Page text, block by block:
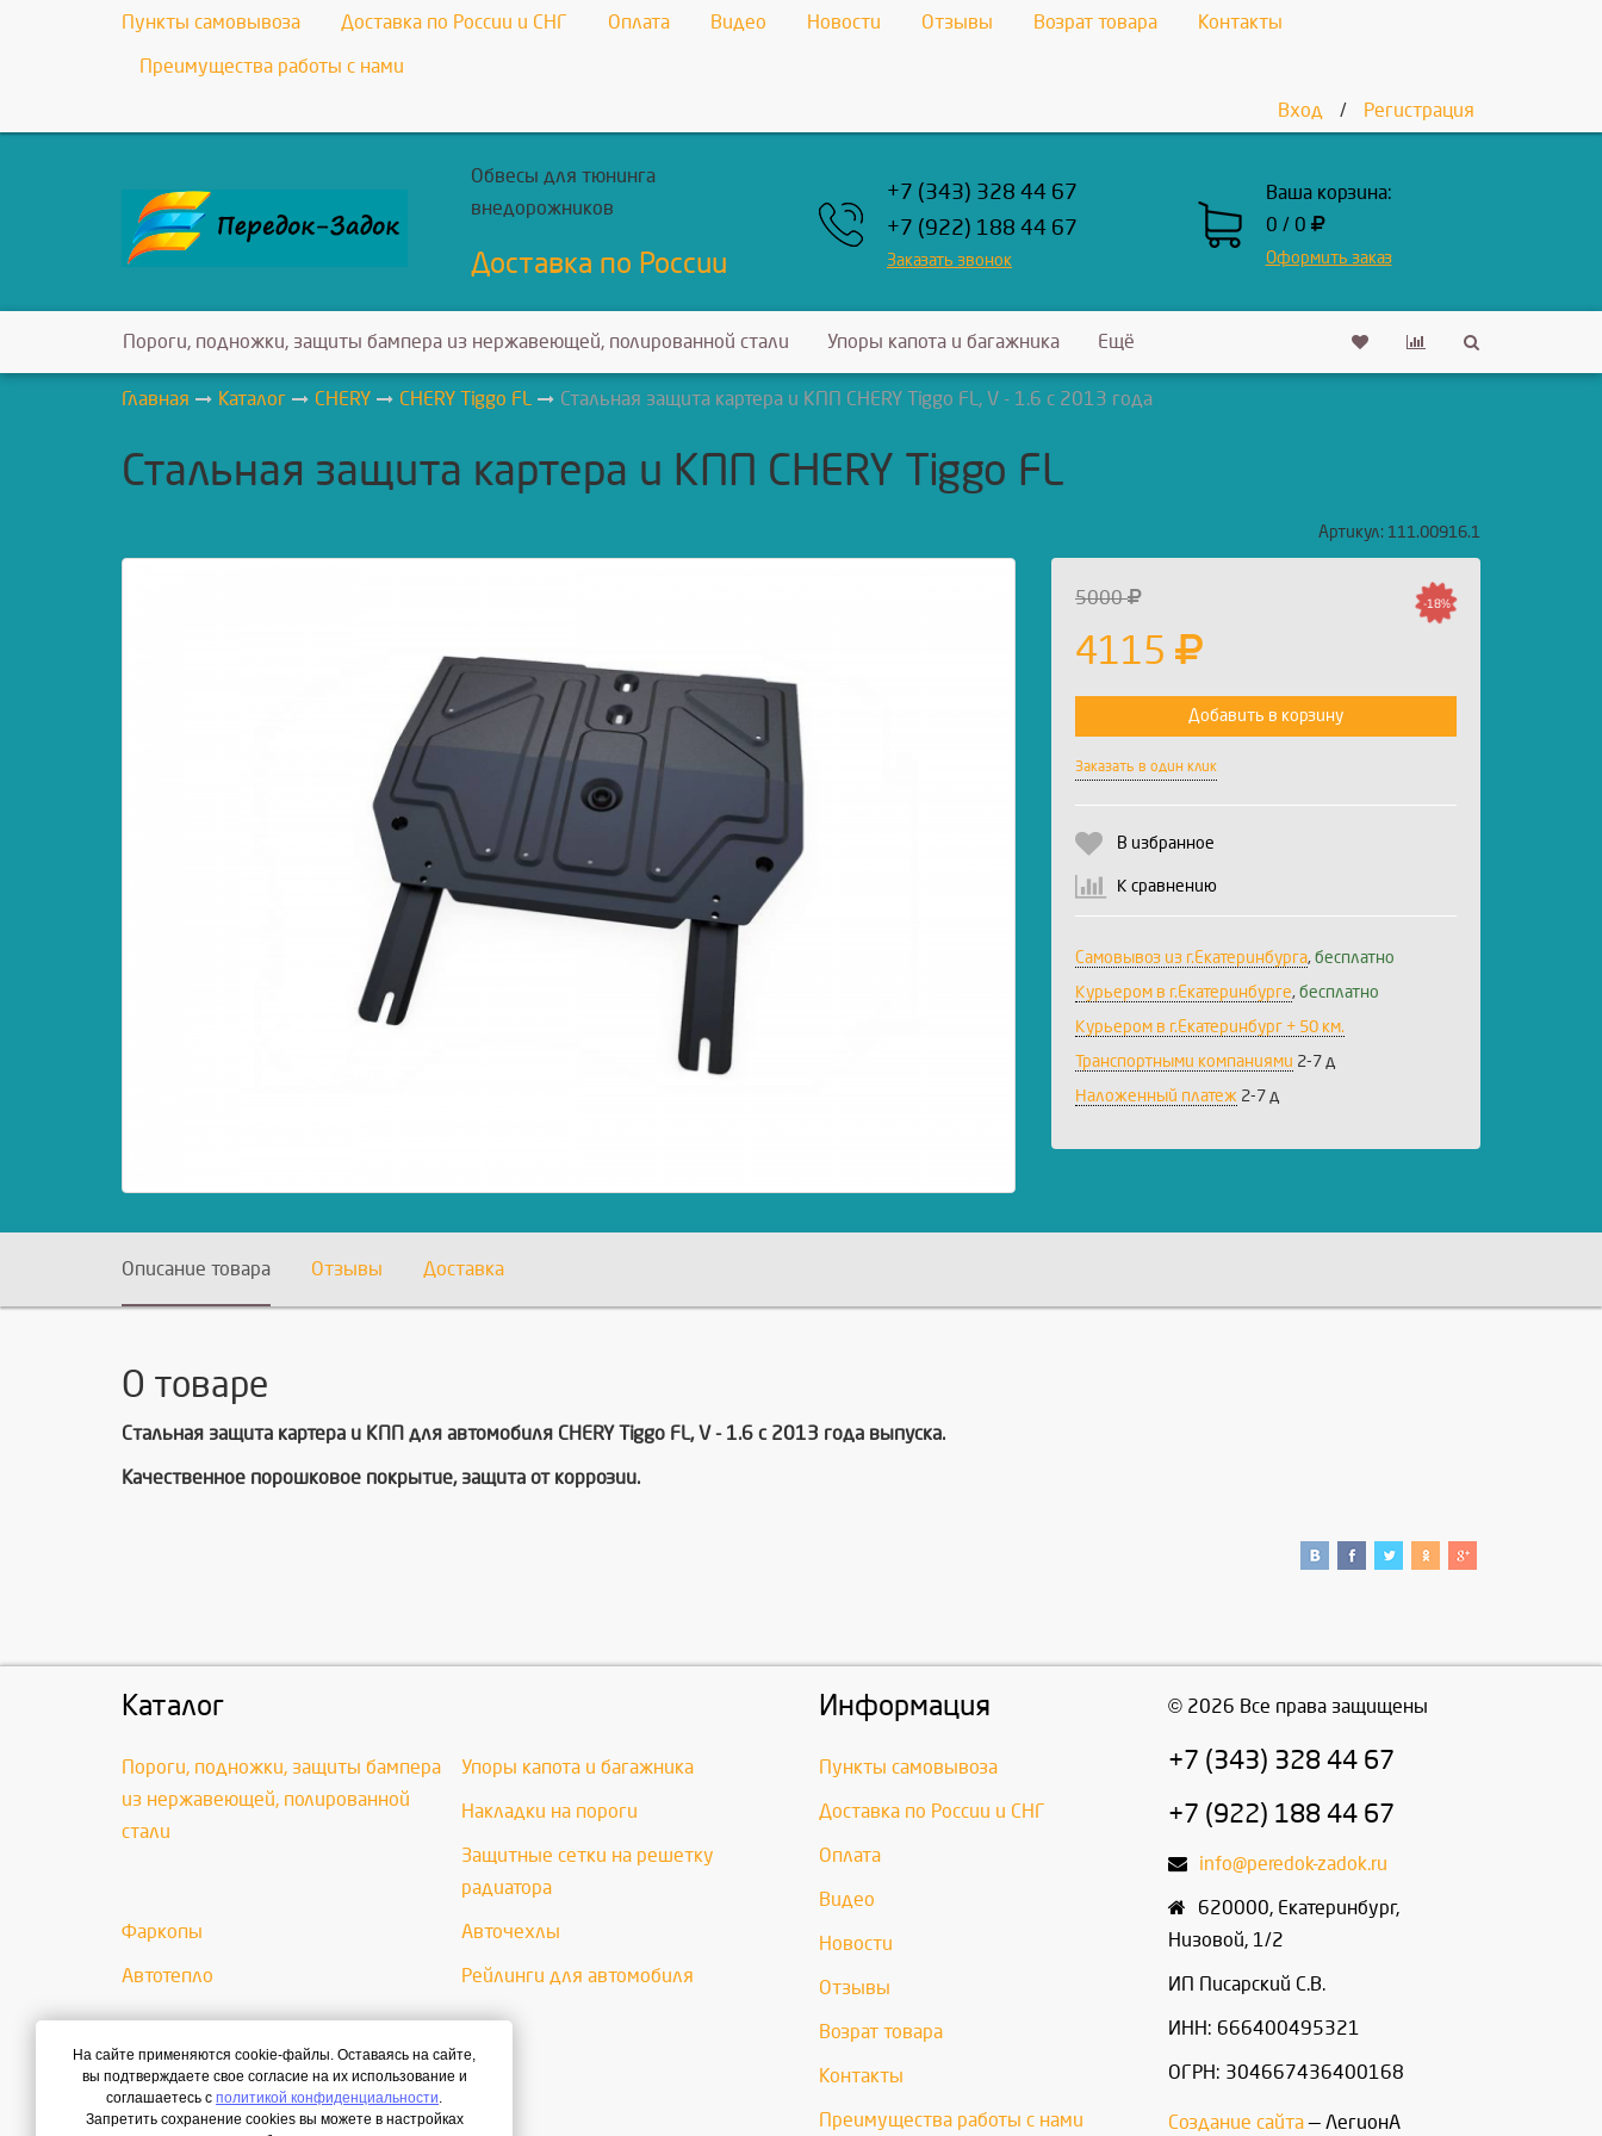
Пункты самовывоза Доставка по России и СНГ Оплата Видео Новости Отзывы Возрат товара Контакты
Преимущества работы с нами
Вход / Регистрация
Обвесы для тюнинга
внедорожников
Доставка по России
+7 (343) 328 44 67
+7 (922) 188 44 67
Заказать звонок
Ваша корзина:
0 / 0
Оформить заказ
Пороги, подножки, защиты бампера из нержавеющей, полированной стали Упоры капота и багажника Ещё
Главная Каталог CHERY CHERY Tiggo FL Стальная защита картера и КПП CHERY Tiggo FL, V - 1.6 с 2013 года
Стальная защита картера и КПП CHERY Tiggo FL
Артикул: 111.00916.1
5000
4115
-18%
Добавить в корзину
Заказать в один клик
В избранное
К сравнению
Самовывоз из г.Екатеринбурга, бесплатно
Курьером в г.Екатеринбурге, бесплатно
Курьером в г.Екатеринбург + 50 км.
Транспортными компаниями 2-7 д
Наложенный платеж 2-7 д
Описание товара Отзывы Доставка
О товаре
Cтальная защита картера и КПП для автомобиля CHERY Tiggo FL, V - 1.6 с 2013 года выпуска.
Качественное порошковое покрытие, защита от коррозии.
Каталог
Пороги, подножки, защиты бампера
из нержавеющей, полированной
стали
Упоры капота и багажника
Накладки на пороги
Защитные сетки на решетку
радиатора
Фаркопы Авточехлы
Автотепло Рейлинги для автомобиля
Информация
Пункты самовывоза
Доставка по России и СНГ
Оплата
Видео
Новости
Отзывы
Возрат товара
Контакты
Преимущества работы с нами
© 2026 Все права защищены
+7 (343) 328 44 67
+7 (922) 188 44 67
info@peredok-zadok.ru
620000, Екатеринбург,
Низовой, 1/2
ИП Писарский С.В.
ИНН: 666400495321
ОГРН: 304667436400168
Создание сайта— ЛегионА
На сайте применяются cookie-файлы. Оставаясь на сайте,
вы подтверждаете свое согласие на их использование и
соглашаетесь с политикой конфиденциальности.
Запретить сохранение cookies вы можете в настройках